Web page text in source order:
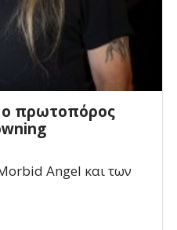
πρωτοπόρος
Angel και των